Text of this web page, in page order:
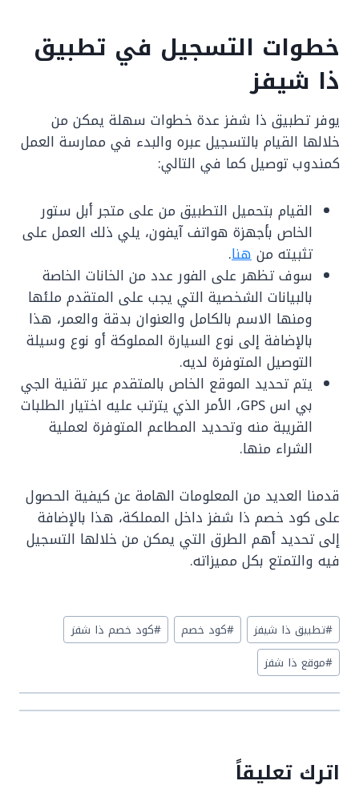
خطوات التسجيل في تطبيق
ذا شيفز
يوفر تطبيق ذا شفز عدة خطوات سهلة يمكن من
خلالها القيام بالتسجيل عبره والبدء في ممارسة العمل
كمندوب توصيل كما في التالي:
القيام بتحميل التطبيق من على متجر أبل ستور
الخاص بأجهزة هواتف آيفون، يلي ذلك العمل على
تثبيته منهنا.
سوف تظهر على الفور عدد من الخانات الخاصة
بالبيانات الشخصية التي يجب على المتقدم ملئها
ومنها الاسم بالكامل والعنوان بدقة والعمر، هذا
بالإضافة إلى نوع السيارة المملوكة أو نوع وسيلة
التوصيل المتوفرة لديه.
يتم تحديد الموقع الخاص بالمتقدم عبر تقنية الجي
بي اس GPS، الأمر الذي يترتب عليه اختيار الطلبات
القريبة منه وتحديد المطاعم المتوفرة لعملية
الشراء منها.
قدمنا العديد من المعلومات الهامة عن كيفية الحصول
على كود خصم ذا شفز داخل المملكة، هذا بالإضافة
إلى تحديد أهم الطرق التي يمكن من خلالها التسجيل
فيه والتمتع بكل مميزاته.
Post
Tags:
#تطبيق ذا شيفز #كود خصم #كود خصم ذا شفز
#موقع ذا شفز
اترك تعليقاً